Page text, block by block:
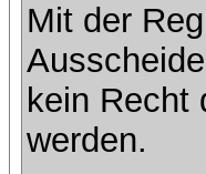
Mit der
kein Recht
werden.